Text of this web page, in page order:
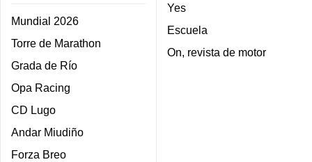
Mundial 2026
Torre de Marathon
Grada de Río
Opa Racing
CD Lugo
Andar Miudiño
Forza Breo
Yes
Escuela
On, revista de motor